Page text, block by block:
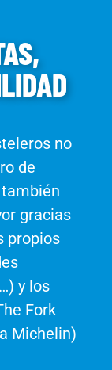
no
de
gracias
propios
y los
Fork
Michelin)